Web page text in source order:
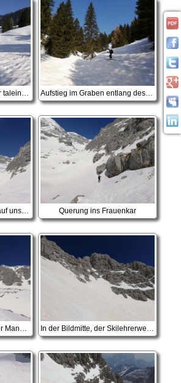
Blick ins Frauenkar und auf unser Ziel, das Warscheneck Querung ins Frauenkar